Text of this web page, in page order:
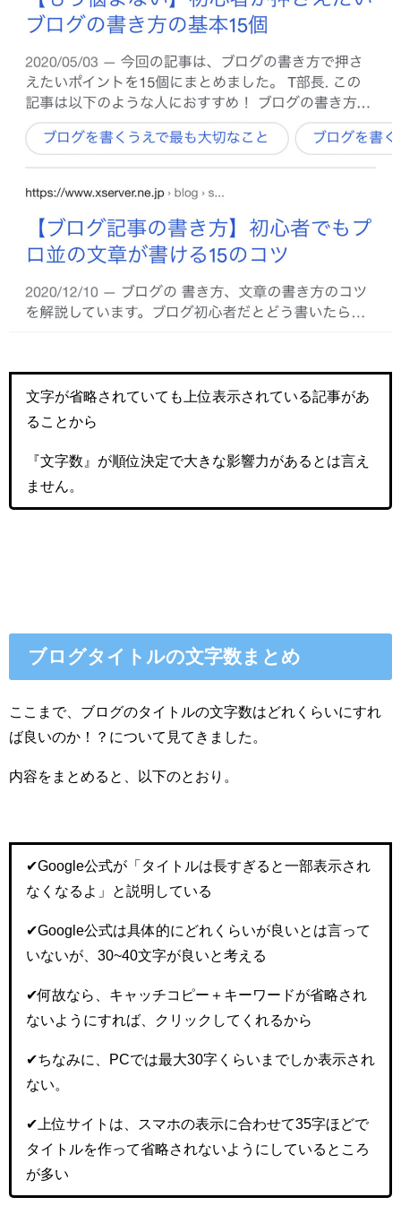
文字が省略されていても上位表示されている記事があ
ることから
『文字数』が順位決定で大きな影響力があるとは言え
ません。
ブログタイトルの文字数まとめ
ここまで、ブログのタイトルの文字数はどれくらいにすれ
ば良いのか！？について見てきました。
内容をまとめると、以下のとおり。
✔︎Google公式が「タイトルは長すぎると一部表示され
なくなるよ」と説明している
✔︎Google公式は具体的にどれくらいが良いとは言って
いないが、30~40文字が良いと考える
✔︎何故なら、キャッチコピー＋キーワードが省略され
ないようにすれば、クリックしてくれるから
✔︎ちなみに、PCでは最大30字くらいまでしか表示され
ない。
✔︎上位サイトは、スマホの表示に合わせて35字ほどで
タイトルを作って省略されないようにしているところ
が多い